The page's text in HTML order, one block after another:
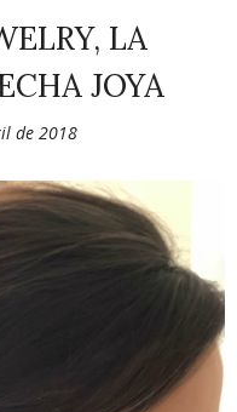
LA
JOYA
de 2018